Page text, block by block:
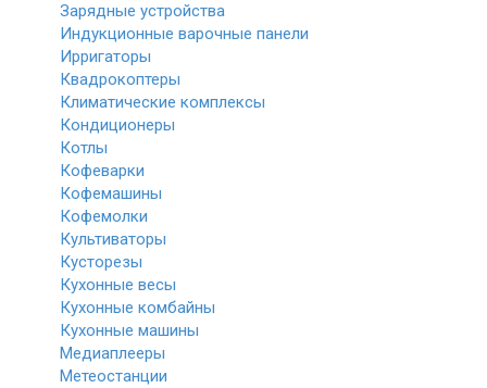
Зарядные устройства
Индукционные варочные панели
Ирригаторы
Квадрокоптеры
Климатические комплексы
Кондиционеры
Котлы
Кофеварки
Кофемашины
Кофемолки
Культиваторы
Кусторезы
Кухонные весы
Кухонные комбайны
Кухонные машины
Медиаплееры
Метеостанции